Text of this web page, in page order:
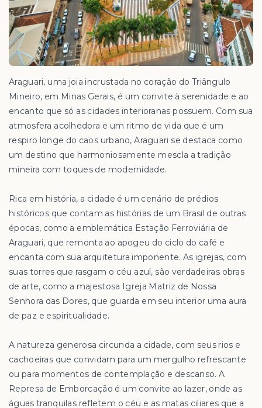
Araguari, uma joia incrustada no coração do Triângulo
Mineiro, em Minas Gerais, é um convite à serenidade e ao
encanto que só as cidades interioranas possuem. Com sua
atmosfera acolhedora e um ritmo de vida que é um
respiro longe do caos urbano, Araguari se destaca como
um destino que harmoniosamente mescla a tradição
mineira com toques de modernidade.
Rica em história, a cidade é um cenário de prédios
históricos que contam as histórias de um Brasil de outras
épocas, como a emblemática Estação Ferroviária de
Araguari, que remonta ao apogeu do ciclo do café e
encanta com sua arquitetura imponente. As igrejas, com
suas torres que rasgam o céu azul, são verdadeiras obras
de arte, como a majestosa Igreja Matriz de Nossa
Senhora das Dores, que guarda em seu interior uma aura
de paz e espiritualidade.
A natureza generosa circunda a cidade, com seus rios e
cachoeiras que convidam para um mergulho refrescante
ou para momentos de contemplação e descanso. A
Represa de Emborcação é um convite ao lazer, onde as
águas tranquilas refletem o céu e as matas ciliares que a